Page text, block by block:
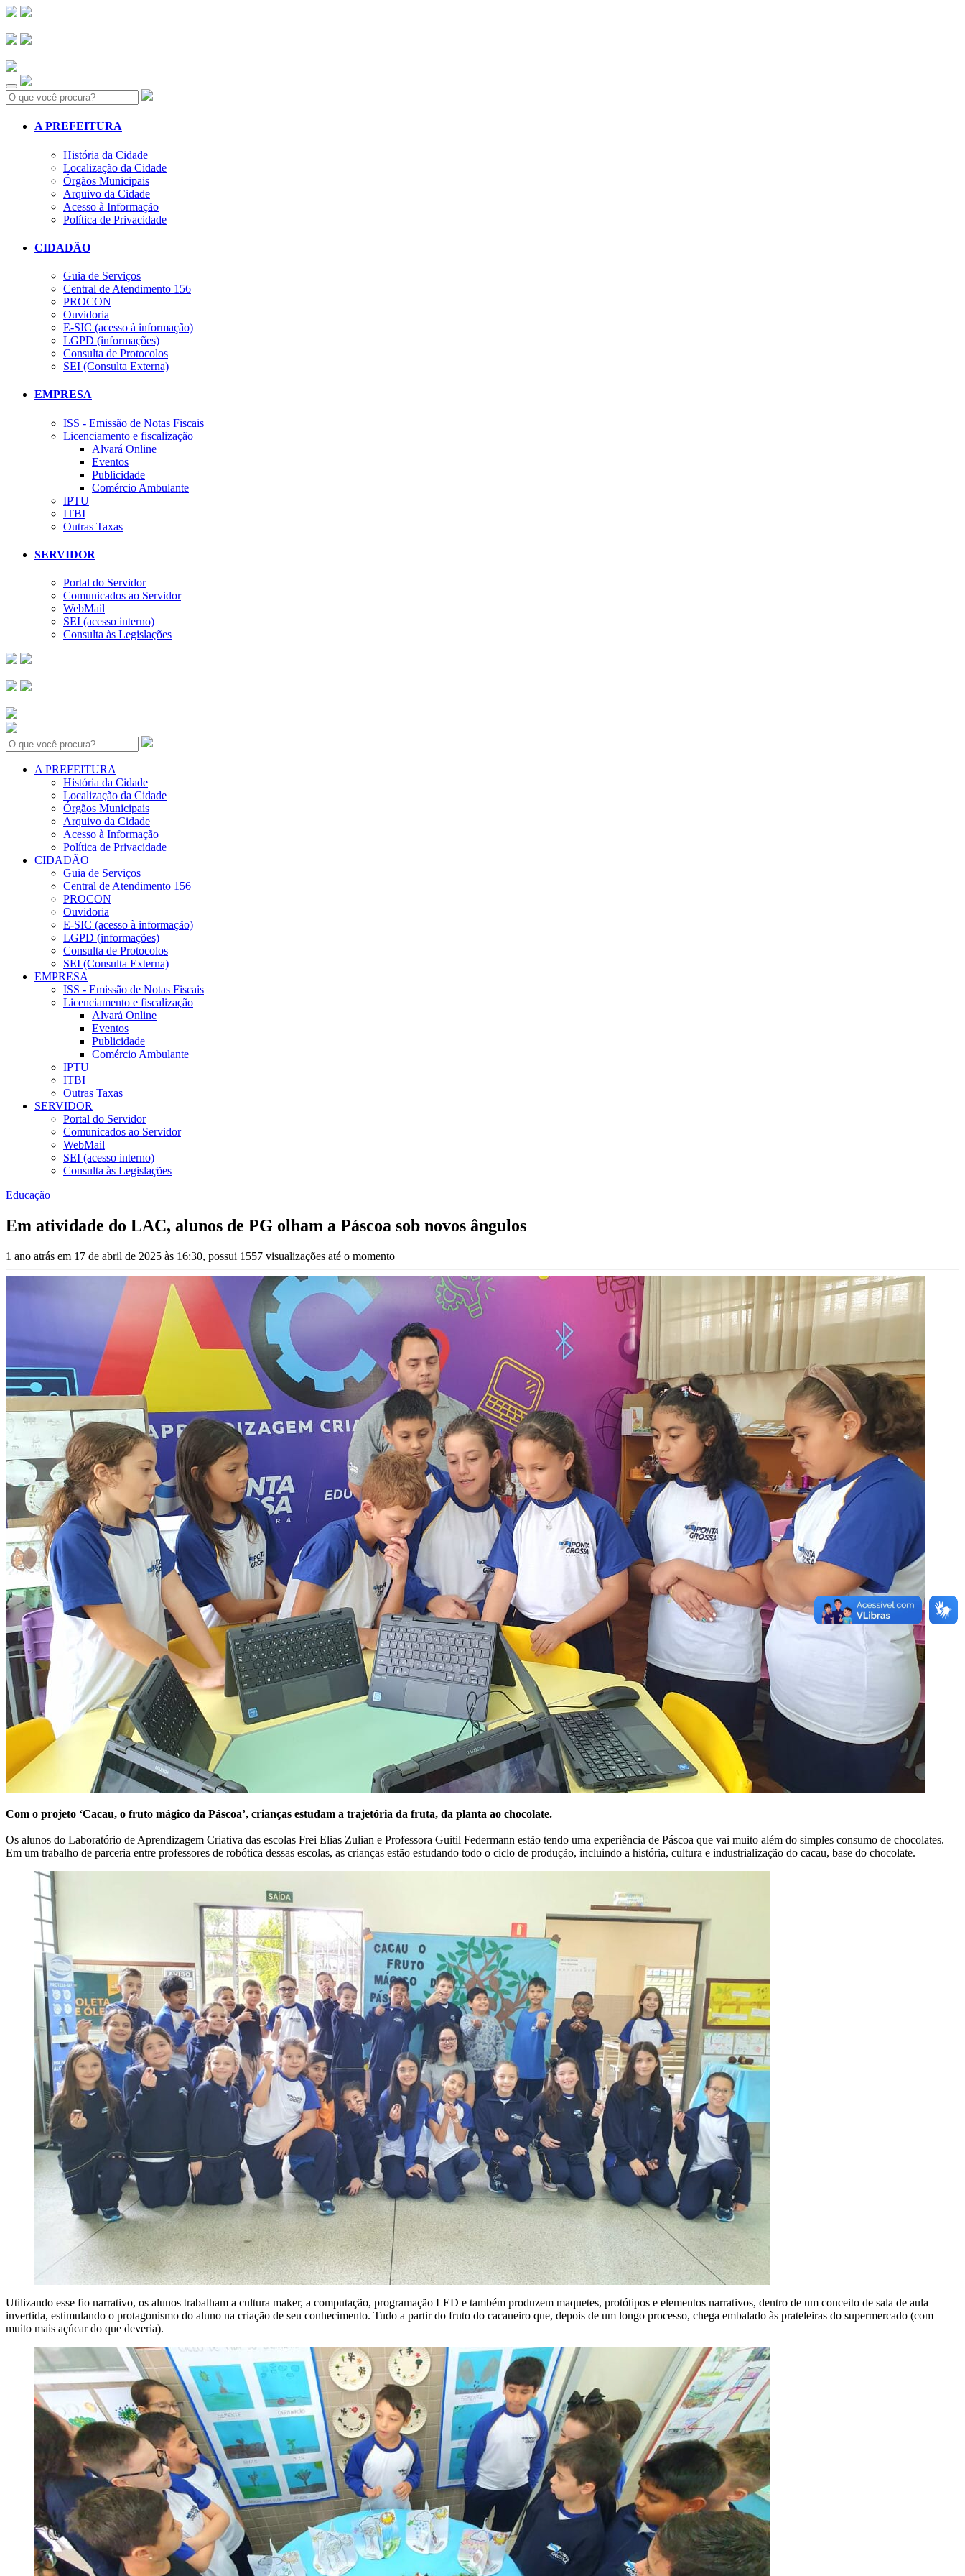
Search:
A PREFEITURA
História da Cidade
Localização da Cidade
Órgãos Municipais
Arquivo da Cidade
Acesso à Informação
Política de Privacidade
CIDADÃO
Guia de Serviços
Central de Atendimento 156
PROCON
Ouvidoria
E-SIC (acesso à informação)
LGPD (informações)
Consulta de Protocolos
SEI (Consulta Externa)
EMPRESA
ISS - Emissão de Notas Fiscais
Licenciamento e fiscalização
Alvará Online
Eventos
Publicidade
Comércio Ambulante
IPTU
ITBI
Outras Taxas
SERVIDOR
Portal do Servidor
Comunicados ao Servidor
WebMail
SEI (acesso interno)
Consulta às Legislações
Search:
A PREFEITURA
História da Cidade
Localização da Cidade
Órgãos Municipais
Arquivo da Cidade
Acesso à Informação
Política de Privacidade
CIDADÃO
Guia de Serviços
Central de Atendimento 156
PROCON
Ouvidoria
E-SIC (acesso à informação)
LGPD (informações)
Consulta de Protocolos
SEI (Consulta Externa)
EMPRESA
ISS - Emissão de Notas Fiscais
Licenciamento e fiscalização
Alvará Online
Eventos
Publicidade
Comércio Ambulante
IPTU
ITBI
Outras Taxas
SERVIDOR
Portal do Servidor
Comunicados ao Servidor
WebMail
SEI (acesso interno)
Consulta às Legislações
Educação
Em atividade do LAC, alunos de PG olham a Páscoa sob novos ângulos
1 ano atrás em 17 de abril de 2025 às 16:30, possui 1557 visualizações até o momento
Com o projeto ‘Cacau, o fruto mágico da Páscoa’, crianças estudam a trajetória da fruta, da planta ao chocolate.
Os alunos do Laboratório de Aprendizagem Criativa das escolas Frei Elias Zulian e Professora Guitil Federmann estão tendo uma experiência de Páscoa que vai muito além do simples consumo de chocolates.
Em um trabalho de parceria entre professores de robótica dessas escolas, as crianças estão estudando todo o ciclo de produção, incluindo a história, cultura e industrialização do cacau, base do chocolate.
Utilizando esse fio narrativo, os alunos trabalham a cultura maker, a computação, programação LED e também produzem maquetes, protótipos e elementos narrativos, dentro de um conceito de sala de aula
invertida, estimulando o protagonismo do aluno na criação de seu conhecimento. Tudo a partir do fruto do cacaueiro que, depois de um longo processo, chega embalado às prateleiras do supermercado (com
muito mais açúcar do que deveria).